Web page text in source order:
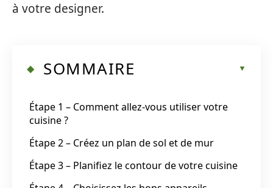
à votre designer.
SOMMAIRE
Étape 1 – Comment allez-vous utiliser votre
cuisine ?
Étape 2 – Créez un plan de sol et de mur
Étape 3 – Planifiez le contour de votre cuisine